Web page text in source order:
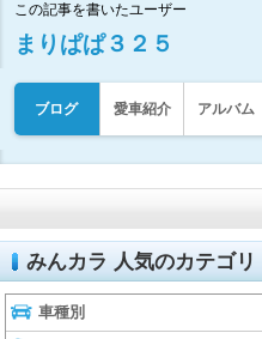
この記事を書いたユーザー
まりぱぱ３２５
ブログ 愛車紹介 アルバム
みんカラ 人気のカテゴリ
車種別